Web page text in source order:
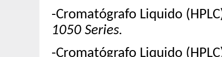
-Cromatógrafo Liquido
1050 Series.
-Cromatógrafo Liquido